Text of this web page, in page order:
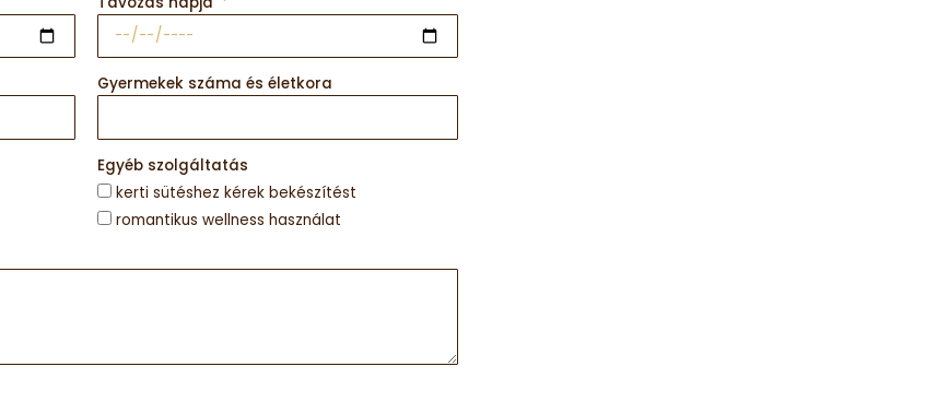
Gyermekek száma és életkora
Egyéb szolgáltatás
kerti sütéshez kérek bekészítést
romantikus wellness használat